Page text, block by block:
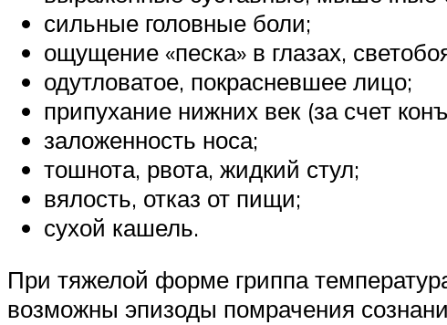
сильные головные боли;
ощущение «песка» в глазах,
одутловатое, покрасневшее лицо;
припухание нижних век (за счет
заложенность носа;
тошнота, рвота, жидкий стул;
вялость, отказ от пищи;
сухой кашель.
При тяжелой форме гриппа
возможны эпизоды помрачения